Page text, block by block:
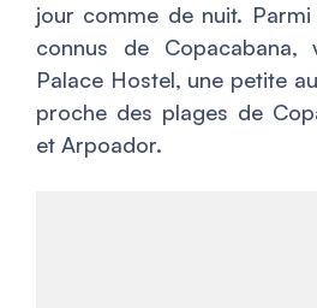
jour comme de nuit.
connus de Copacabana,
Palace Hostel, une petite
proche des plages de
et Arpoador.